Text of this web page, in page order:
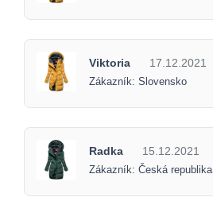
Viktoria 17.12.2021
Zákazník: Slovensko
Radka 15.12.2021
Zákazník: Česká republika